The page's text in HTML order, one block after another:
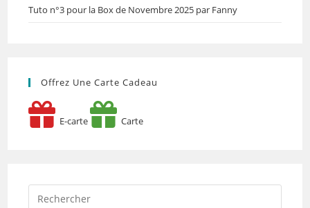
Tuto n°3 pour la Box de Novembre 2025 par Fanny
Offrez Une Carte Cadeau
E-carte Carte